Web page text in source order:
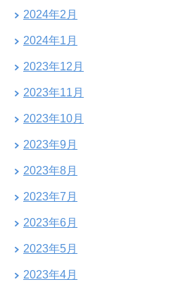
2024年2月
2024年1月
2023年12月
2023年11月
2023年10月
2023年9月
2023年8月
2023年7月
2023年6月
2023年5月
2023年4月